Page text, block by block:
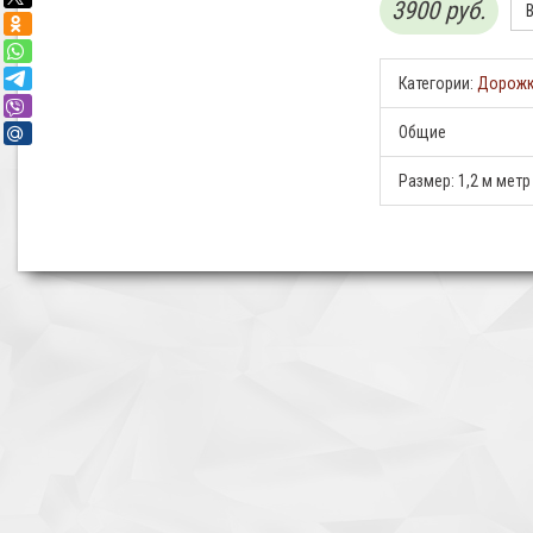
3900 руб.
Категории:
Общие
Размер: 1,2 м метр